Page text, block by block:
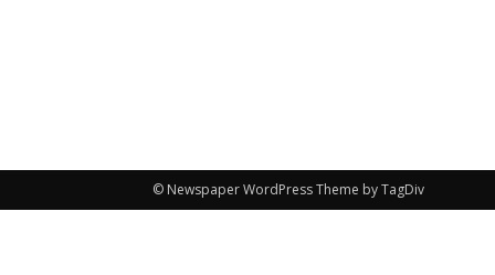
© Newspaper WordPress Theme by TagDiv